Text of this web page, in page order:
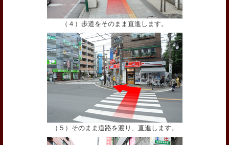
（４）歩道をそのまま直進します。
（５）そのまま道路を渡り、直進します。